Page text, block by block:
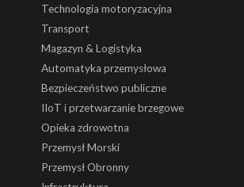
Technologia motoryzacyjna
Transport
Magazyn & Logistyka
Automatyka przemysłowa
Bezpieczeństwo publiczne
IIoT i przetwarzanie brzegowe
Opieka zdrowotna
Przemysł Morski
Przemysł Obronny